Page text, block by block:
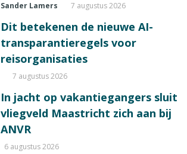
Sander Lamers 7 augustus 2026
Dit betekenen de nieuwe AI-
transparantieregels voor
reisorganisaties
7 augustus 2026
In jacht op vakantiegangers sluit
vliegveld Maastricht zich aan bij
ANVR
6 augustus 2026